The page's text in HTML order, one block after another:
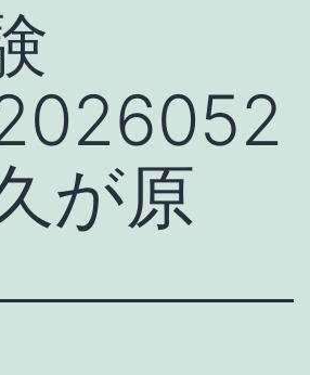
が原